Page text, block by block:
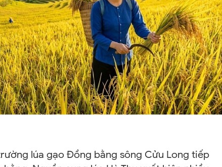
lúa gạo Đồng bằng sông Cửu Long tiếp